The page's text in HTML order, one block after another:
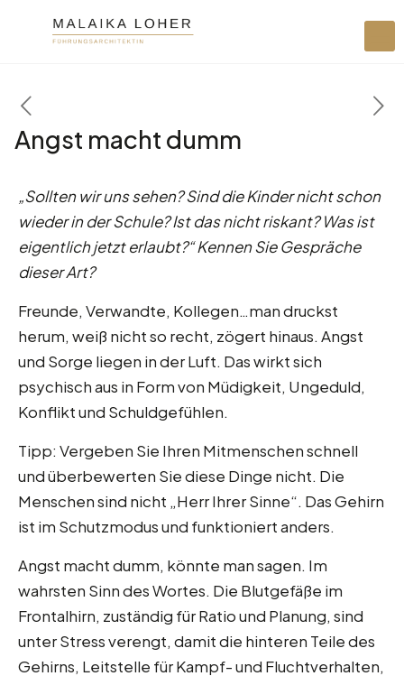
Angst macht dumm
„Sollten wir uns sehen? Sind die Kinder nicht schon
wieder in der Schule? Ist das nicht riskant? Was ist
eigentlich jetzt erlaubt?“ Kennen Sie Gespräche
dieser Art?
Freunde, Verwandte, Kollegen…man druckst
herum, weiß nicht so recht, zögert hinaus. Angst
und Sorge liegen in der Luft. Das wirkt sich
psychisch aus in Form von Müdigkeit, Ungeduld,
Konflikt und Schuldgefühlen.
Tipp: Vergeben Sie Ihren Mitmenschen schnell
und überbewerten Sie diese Dinge nicht. Die
Menschen sind nicht „Herr Ihrer Sinne“. Das Gehirn
ist im Schutzmodus und funktioniert anders.
Angst macht dumm, könnte man sagen. Im
wahrsten Sinn des Wortes. Die Blutgefäße im
Frontalhirn, zuständig für Ratio und Planung, sind
unter Stress verengt, damit die hinteren Teile des
Gehirns, Leitstelle für Kampf- und Fluchtverhalten,